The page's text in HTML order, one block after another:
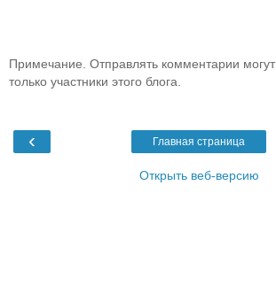
Примечание. Отправлять комментарии могут
только участники этого блога.
‹ Главная страница
Открыть веб-версию